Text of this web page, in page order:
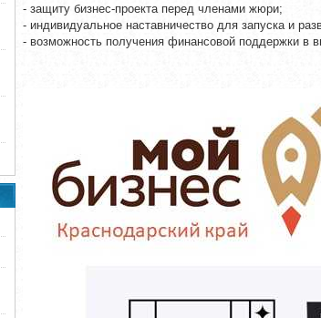
- защиту бизнес-проекта перед членами жюри;
- индивидуальное наставничество для запуска и
- возможность получения финансовой поддержки в